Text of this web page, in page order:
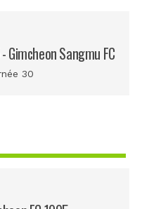
Gimcheon Sangmu FC
30